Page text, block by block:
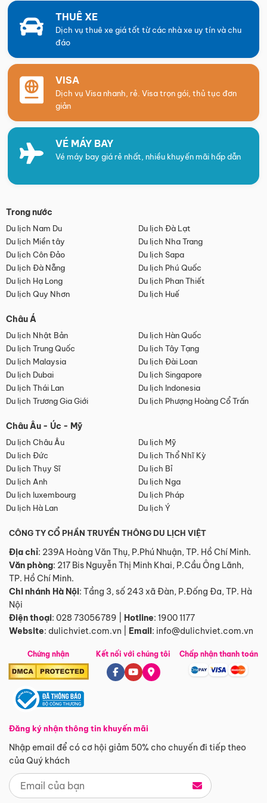
THUÊ XE
Dịch vụ thuê xe giá tốt từ các nhà xe uy tín và chu
đáo
VISA
Dịch vụ Visa nhanh, rẻ. Visa trọn gói, thủ tục đơn
giản
VÉ MÁY BAY
Vé máy bay giá rẻ nhất, nhiều khuyến mãi hấp dẫn
Trong nước
Du lịch Nam Du
Du lịch Đà Lạt
Du lịch Miền tây
Du lịch Nha Trang
Du lịch Côn Đảo
Du lịch Sapa
Du lịch Đà Nẵng
Du lịch Phú Quốc
Du lịch Hạ Long
Du lịch Phan Thiết
Du lịch Quy Nhơn
Du lịch Huế
Châu Á
Du lịch Nhật Bản
Du lịch Hàn Quốc
Du lịch Trung Quốc
Du lịch Tây Tạng
Du lịch Malaysia
Du lịch Đài Loan
Du lịch Dubai
Du lịch Singapore
Du lịch Thái Lan
Du lịch Indonesia
Du lịch Trương Gia Giới
Du lịch Phượng Hoàng Cổ Trấn
Châu Âu - Úc - Mỹ
Du lịch Châu Âu
Du lịch Mỹ
Du lịch Đức
Du lịch Thổ Nhĩ Kỳ
Du lịch Thụy Sĩ
Du lịch Bỉ
Du lịch Anh
Du lịch Nga
Du lịch luxembourg
Du lịch Pháp
Du lịch Hà Lan
Du lịch Ý
CÔNG TY CỔ PHẦN TRUYỀN THÔNG DU LỊCH VIỆT
Địa chỉ: 239A Hoàng Văn Thụ, P.Phú Nhuận, TP. Hồ Chí Minh.
Văn phòng: 217 Bis Nguyễn Thị Minh Khai, P.Cầu Ông Lãnh,
TP. Hồ Chí Minh.
Chi nhánh Hà Nội: Tầng 3, số 243 xã Đàn, P.Đống Đa, TP. Hà
Nội
Điện thoại: 028 73056789 Hotline: 1900 1177
Website: dulichviet.com.vn Email: info@dulichviet.com.vn
Chứng nhận
Đăng ký nhận thông tin khuyến mãi
Nhập email để có cơ hội giảm 50% cho chuyến đi tiếp theo
của Quý khách
Kết nối với chúng tôi Chấp nhận thanh toán